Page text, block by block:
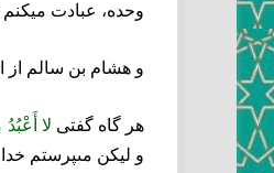
وحده، عبادت ميكنم
و هشام بن سالم از
هر گاه گفتى‏ لا
و ليكن مى‏پرستم